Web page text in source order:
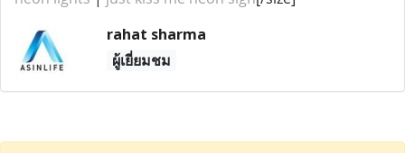
rahat sharma
ผู้เยี่ยมชม